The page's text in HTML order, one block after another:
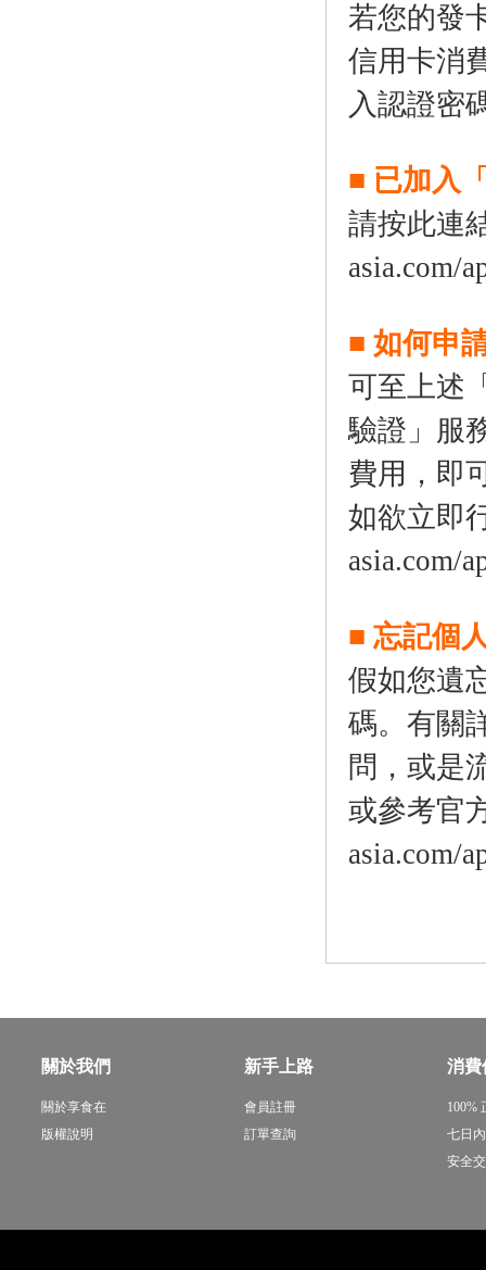
若您的發
信用卡消
入認證密
■ 已加入
請按此連
asia.com/
■ 如何申
可至上述
驗證」服
費用，即
如欲立即
asia.com/
■ 忘記個
假如您遺
碼。有關
問，或是
或參考官
asia.com/
關於我們
關於享食在
版權說明
新手上路
會員註冊
訂單查詢
消費
100%
七日
安全